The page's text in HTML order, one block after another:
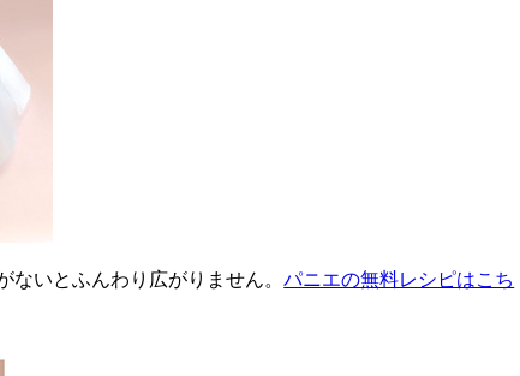
ないとふんわり広がりません。 パニエの無料レシピはこち